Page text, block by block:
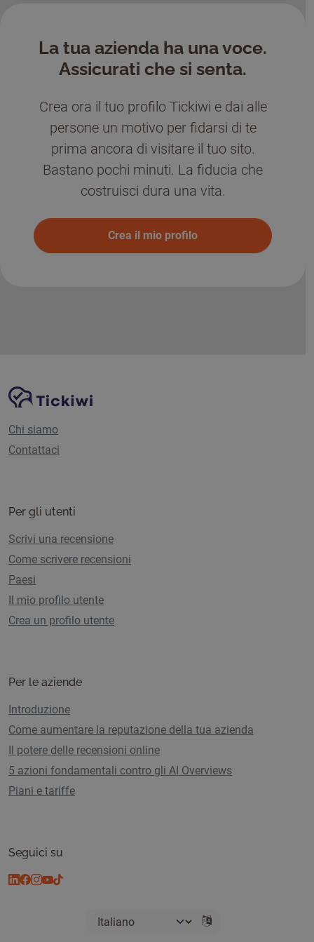
La tua azienda ha una voce.
Assicurati che si senta.
Crea ora il tuo profilo Tickiwi e dai alle
persone un motivo per fidarsi di te
prima ancora di visitare il tuo sito.
Bastano pochi minuti. La fiducia che
costruisci dura una vita.
Crea il mio profilo
Navigazione del sito
Piattaforma Tickiwi
Chi siamo
Contattaci
Per gli utenti
Scrivi una recensione
Come scrivere recensioni
Paesi
Il mio profilo utente
Crea un profilo utente
Per le aziende
Introduzione
Come aumentare la reputazione della tua azienda
Il potere delle recensioni online
5 azioni fondamentali contro gli AI Overviews
Piani e tariffe
Seguici su